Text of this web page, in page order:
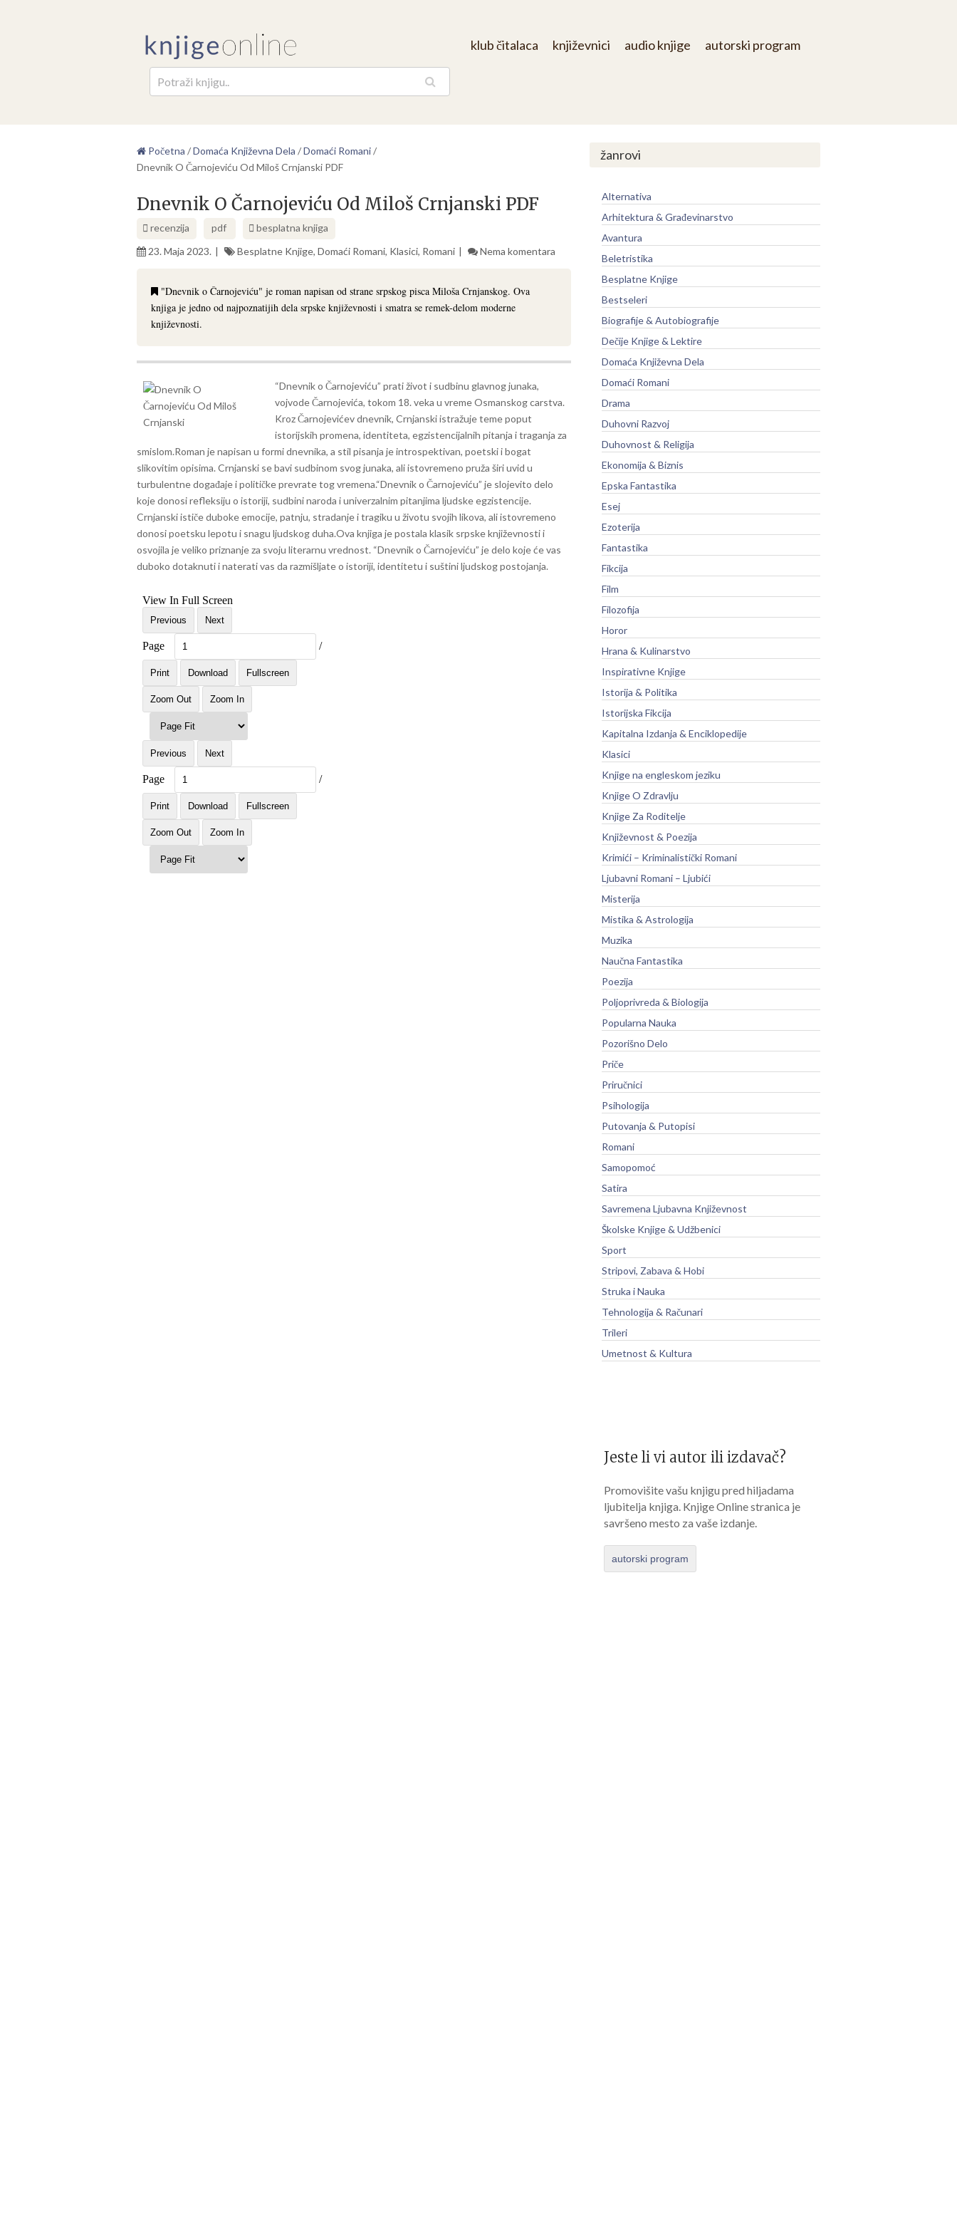
klub čitalaca književnici audio knjige autorski program
Početna /Domaća Književna Dela /Domaći Romani/
Dnevnik O Čarnojeviću Od Miloš Crnjanski PDF
Dnevnik O Čarnojeviću Od Miloš Crnjanski PDF
recenzija pdf
besplatna knjiga
23. Maja 2023.
Besplatne Knjige, Domaći Romani, Klasici, Romani Nema komentara
"Dnevnik o Čarnojeviću" je roman napisan od strane srpskog pisca Miloša Crnjanskog. Ova
knjiga je jedno od najpoznatijih dela srpske književnosti i smatra se remek-delom moderne
književnosti.
“Dnevnik o Čarnojeviću” prati život i sudbinu glavnog junaka,
vojvode Čarnojevića, tokom 18. veka u vreme Osmanskog carstva.
Kroz Čarnojevićev dnevnik, Crnjanski istražuje teme poput
istorijskih promena, identiteta, egzistencijalnih pitanja i traganja za
smislom.Roman je napisan u formi dnevnika, a stil pisanja je introspektivan, poetski i bogat
slikovitim opisima. Crnjanski se bavi sudbinom svog junaka, ali istovremeno pruža širi uvid u
turbulentne događaje i političke prevrate tog vremena.“Dnevnik o Čarnojeviću” je slojevito delo
koje donosi refleksiju o istoriji, sudbini naroda i univerzalnim pitanjima ljudske egzistencije.
Crnjanski ističe duboke emocije, patnju, stradanje i tragiku u životu svojih likova, ali istovremeno
donosi poetsku lepotu i snagu ljudskog duha.Ova knjiga je postala klasik srpske književnosti i
osvojila je veliko priznanje za svoju literarnu vrednost. “Dnevnik o Čarnojeviću” je delo koje će vas
duboko dotaknuti i naterati vas da razmišljate o istoriji, identitetu i suštini ljudskog postojanja.
žanrovi
Alternativa
Arhitektura & Građevinarstvo
Avantura
Beletristika
Besplatne Knjige
Bestseleri
Biografije & Autobiografije
Dečije Knjige & Lektire
Domaća Književna Dela
Domaći Romani
Drama
Duhovni Razvoj
Duhovnost & Religija
Ekonomija & Biznis
Epska Fantastika
Esej
Ezoterija
Fantastika
Fikcija
Film
Filozofija
Horor
Hrana & Kulinarstvo
Inspirativne Knjige
Istorija & Politika
Istorijska Fikcija
Kapitalna Izdanja & Enciklopedije
Klasici
Knjige na engleskom jeziku
Knjige O Zdravlju
Knjige Za Roditelje
Književnost & Poezija
Krimići – Kriminalistički Romani
Ljubavni Romani – Ljubići
Misterija
Mistika & Astrologija
Muzika
Naučna Fantastika
Poezija
Poljoprivreda & Biologija
Popularna Nauka
Pozorišno Delo
Priče
Priručnici
Psihologija
Putovanja & Putopisi
Romani
Samopomoć
Satira
Savremena Ljubavna Književnost
Školske Knjige & Udžbenici
Sport
Stripovi, Zabava & Hobi
Struka i Nauka
Tehnologija & Računari
Trileri
Umetnost & Kultura
Jeste li vi autor ili izdavač?
Promovišite vašu knjigu pred hiljadama
ljubitelja knjiga. Knjige Online stranica je
savršeno mesto za vaše izdanje.
autorski program